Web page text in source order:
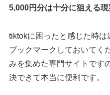
5,000円分は十分に狙える
tiktokに困ったと感じた時
ブックマークしておいてく
みを集めた専門サイトです
決できて本当に便利です。